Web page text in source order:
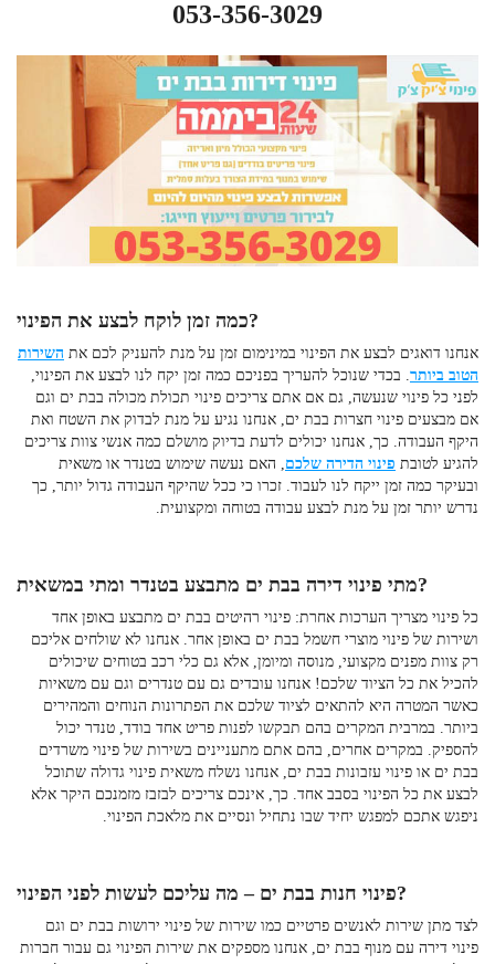
053-356-3029
כמה זמן לוקח לבצע את הפינוי?
אנחנו דואגים לבצע את הפינוי במינימום זמן על מנת להעניק לכם את השירות
הטוב ביותר . בכדי שנוכל להעריך בפניכם כמה זמן יקח לנו לבצע את הפינוי,
לפני כל פינוי שנעשה, גם אם אתם צריכים פינוי תכולת מכולה בבת ים וגם
אם מבצעים פינוי חצרות בבת ים , אנחנו נגיע על מנת לבדוק את השטח ואת
היקף העבודה. כך, אנחנו יכולים לדעת בדיוק מושלם כמה אנשי צוות צריכים
להגיע לטובת פינוי הדירה שלכם , האם נעשה שימוש בטנדר או משאית
ובעיקר כמה זמן ייקח לנו לעבוד. זכרו כי ככל שהיקף העבודה גדול יותר, כך
נדרש יותר זמן על מנת לבצע עבודה בטוחה ומקצועית.
מתי פינוי דירה בבת ים מתבצע בטנדר ומתי במשאית?
כל פינוי מצריך הערכות אחרת: פינוי רהיטים בבת ים מתבצע באופן אחד
ושירות של פינוי מוצרי חשמל בבת ים באופן אחר. אנחנו לא שולחים אליכם
רק צוות מפנים מקצועי, מנוסה ומיומן, אלא גם כלי רכב בטוחים שיכולים
להכיל את כל הציוד שלכם! אנחנו עובדים גם עם טנדרים וגם עם משאיות
כאשר המטרה היא להתאים לציוד שלכם את הפתרונות הנוחים והמהירים
ביותר. במרבית המקרים בהם תבקשו לפנות פריט אחד בודד, טנדר יכול
להספיק. במקרים אחרים, בהם אתם מתעניינים בשירות של פינוי משרדים
בבת ים או פינוי עזבונות בבת ים , אנחנו נשלח משאית פינוי גדולה שתוכל
לבצע את כל הפינוי בסבב אחד. כך, אינכם צריכים לבזבז מזמנכם היקר אלא
ניפגש אתכם למפגש יחיד שבו נתחיל ונסיים את מלאכת הפינוי.
פינוי חנות בבת ים– מה עליכם לעשות לפני הפינוי?
לצד מתן שירות לאנשים פרטיים כמו שירות של פינוי ירושות בבת ים וגם
פינוי דירה עם מנוף בבת ים, אנחנו מספקים את שירות הפינוי גם עבור חברות